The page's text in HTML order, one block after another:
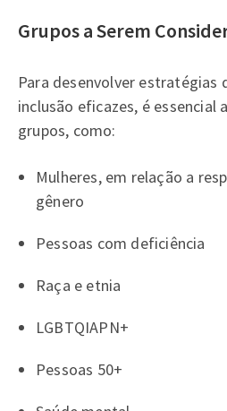
Grupos a Serem
Para desenvolver estratégias
inclusão eficazes, é essencial
grupos, como:
Mulheres, em relação a
gênero
Pessoas com deficiência
Raça e etnia
LGBTQIAPN+
Pessoas 50+